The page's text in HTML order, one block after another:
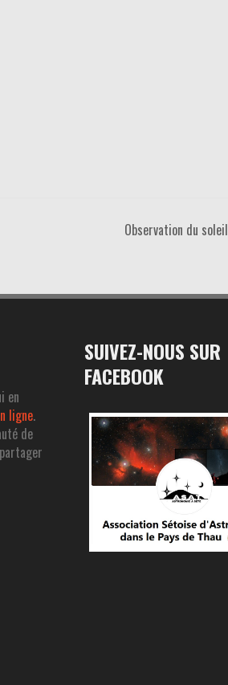
Observation du soleil
en
ligne.
de
SUIVEZ-NOUS SUR
FACEBOOK